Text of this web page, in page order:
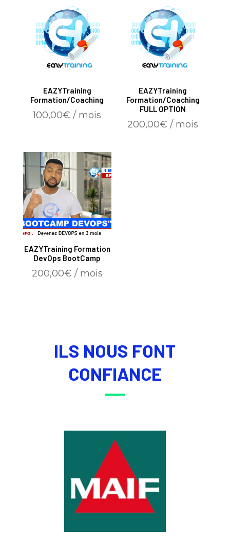
EAZYTraining
Formation/Coaching
100,00€ / mois
EAZYTraining
Formation/Coaching
FULL OPTION
200,00€ / mois
EAZYTraining Formation
DevOps BootCamp
200,00€ / mois
ILS NOUS FONT
CONFIANCE